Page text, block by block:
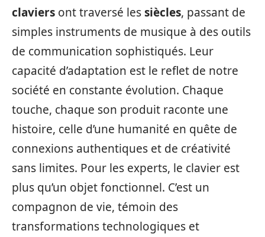
claviers ont traversé lessiècles, passant de
simples instruments de musique à des outils
de communication sophistiqués. Leur
capacité d’adaptation est le reflet de notre
société en constante évolution. Chaque
touche, chaque son produit raconte une
histoire, celle d’une humanité en quête de
connexions authentiques et de créativité
sans limites. Pour les experts, le clavier est
plus qu’un objet fonctionnel. C’est un
compagnon de vie, témoin des
transformations technologiques et